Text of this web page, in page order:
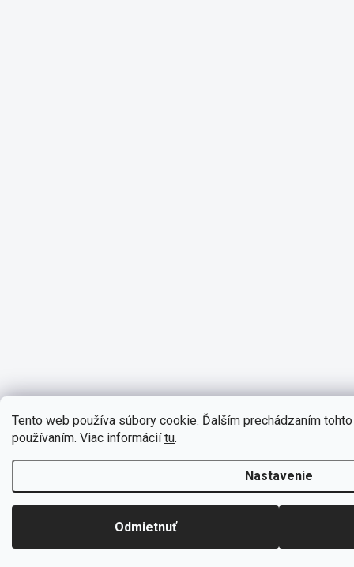
Tento web používa súbory cookie. Ďalším prechádzaním
používaním. Viac informáciítu.
Nastavenie
Odmietnuť